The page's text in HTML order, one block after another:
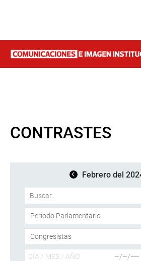
CONTRASTES
Febrero del